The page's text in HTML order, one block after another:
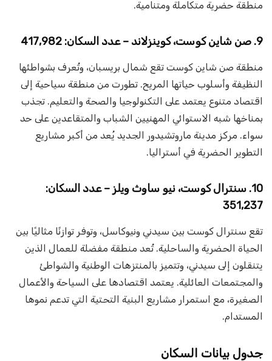
منطقة حضرية متكاملة ومتنامية.
9. صن شاين كوست، كوينزلاند – عدد السكان: 417,982
منطقة صن شاين كوست تقع شمال بريسبان، وتُعرف بشواطئها
النظيفة وأسلوب حياتها المريح. تطورت من منطقة سياحية إلى
اقتصاد متنوع يعتمد على التكنولوجيا والصحة والتعليم. تجذب
بمناخها شبه الاستوائي المهنيين الشباب والمتقاعدين على حد
سواء. مركز مدينة ماروتشيدور الجديد يُعد من أكبر مشاريع
التطوير الحضرية في أستراليا.
10. سنترال كوست، نيو ساوث ويلز – عدد السكان:
351,237
تقع سنترال كوست بين سيدني ونيوكاسل، وتوفر توازنًا مثاليًا بين
الحياة الحضرية والساحلية. تُعد منطقة مفضلة للعمال الذين
يتنقلون إلى سيدني، وتتميز بالمنتزهات الوطنية والشواطئ
والمجتمعات العائلية. يعتمد اقتصادها على السياحة والأعمال
الصغيرة، مع استمرار مشاريع البنية التحتية التي تدعم نموها
المستدام.
جدول بيانات السكان